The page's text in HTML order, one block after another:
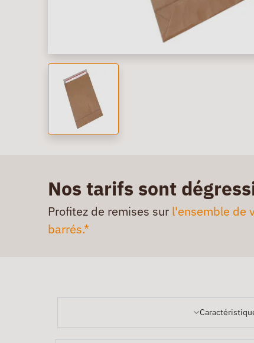
Nos tarifs sont
Profitez de remises sur l'ensemble de
barrés.*